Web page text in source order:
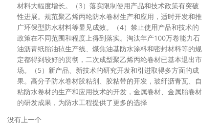
材料大幅度增长。（3）落实限制使用产品和技术政策有突破
性进展。规范聚乙烯丙纶防水卷材生产和应用，适时开发和推
广环保型防水材料等显见成效。（4）禁止使用产品和技术的
政策在不同范围和程度上得到落实。淘汰年产100万卷能力石
油沥青纸胎油毡生产线、煤焦油基防水涂料和密封材料等的规
定都得到较好的贯彻，二次成型聚乙烯丙纶卷材已基本退出市
场。（5）新产品、新技术的研究开发和引进取得多方面的成
果。高分子防水卷材胶粘剂、胶粘带的开发，玻纤沥青瓦、自
粘防水卷材的生产和应用技术的开发，金属卷材、金属胎卷材
的研发成果，为防水工程提供了更多的选择
没有上一个